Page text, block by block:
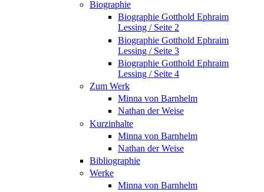
Biographie
Biographie Gotthold Ephraim
Lessing / Seite 2
Biographie Gotthold Ephraim
Lessing / Seite 3
Biographie Gotthold Ephraim
Lessing / Seite 4
Zum Werk
Minna von Barnhelm
Nathan der Weise
Kurzinhalte
Minna von Barnhelm
Nathan der Weise
Bibliographie
Werke
Minna von Barnhelm